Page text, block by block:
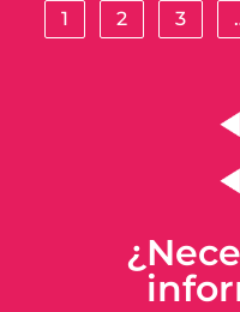
1 2 3